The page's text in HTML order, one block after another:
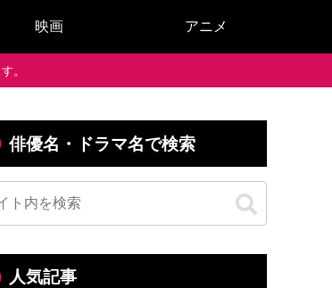
映画 アニメ
。
俳優名・ドラマ名で検索
人気記事